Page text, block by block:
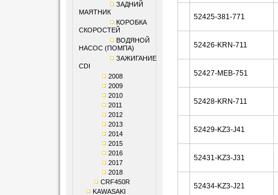
ЗАДНИЙ
МАЯТНИК
КОРОБКА
СКОРОСТЕЙ
ВОДЯНОЙ
НАСОС (ПОМПА)
ЗАЖИГАНИЕ
CDI
2008
2009
2010
2011
2012
2013
2014
2015
2016
2017
2018
CRF450R
KAWASAKI
52425-381-771
52426-KRN-711
52427-MEB-751
52428-KRN-711
52429-KZ3-J41
52431-KZ3-J31
52434-KZ3-J21